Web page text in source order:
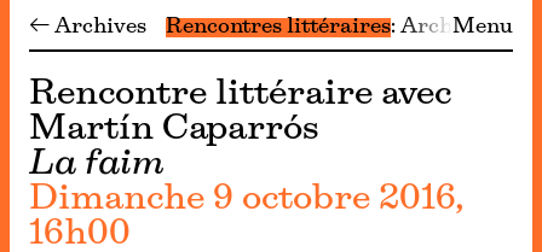
← Archives Rencontres littéraires Archives
Menu
Rencontre littéraire avec
Martín Caparrós
La faim
Dimanche 9 octobre 2016,
16h00